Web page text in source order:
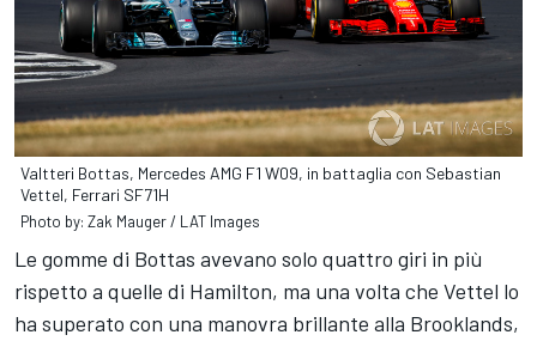
Valtteri Bottas, Mercedes AMG F1 W09, in battaglia con Sebastian
Vettel, Ferrari SF71H
Photo by: Zak Mauger / LAT Images
Le gomme di Bottas avevano solo quattro giri in più
rispetto a quelle di Hamilton, ma una volta che Vettel lo
ha superato con una manovra brillante alla Brooklands,